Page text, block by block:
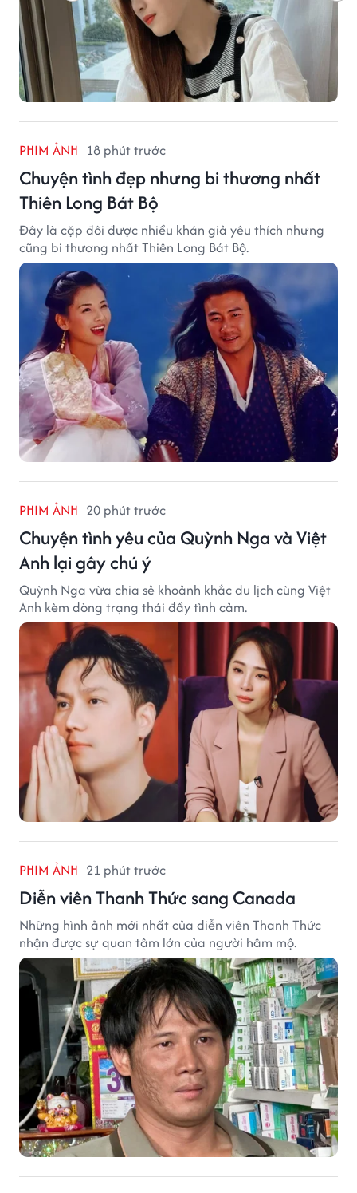
PHIM ẢNH 18 phút trước
Chuyện tình đẹp nhưng bi thương nhất
Thiên Long Bát Bộ
Đây là cặp đôi được nhiều khán giả yêu thích nhưng
cũng bi thương nhất Thiên Long Bát Bộ.
PHIM ẢNH 20 phút trước
Chuyện tình yêu của Quỳnh Nga và Việt
Anh lại gây chú ý
Quỳnh Nga vừa chia sẻ khoảnh khắc du lịch cùng Việt
Anh kèm dòng trạng thái đầy tình cảm.
PHIM ẢNH 21 phút trước
Diễn viên Thanh Thức sang Canada
Những hình ảnh mới nhất của diễn viên Thanh Thức
nhận được sự quan tâm lớn của người hâm mộ.